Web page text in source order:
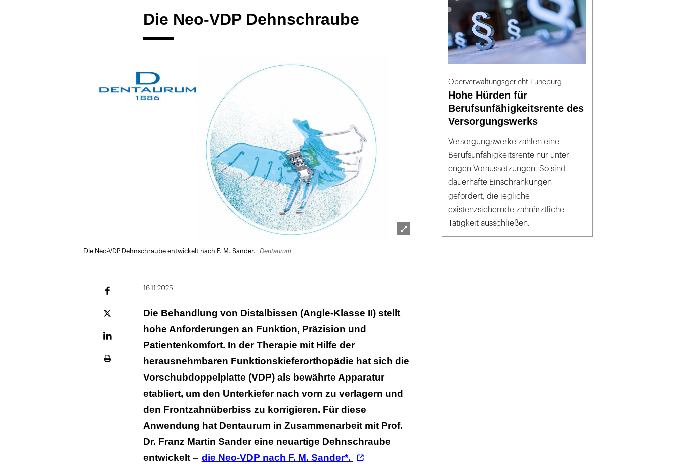
Die Neo-VDP Dehnschraube
Die Neo-VDP Dehnschraube entwickelt nach F. M. Sander. Dentaurum
Plattform
16.11.2025
Die Behandlung von Distalbissen (Angle-Klasse II) stellt
hohe Anforderungen an Funktion, Präzision und
Patientenkomfort. In der Therapie mit Hilfe der
herausnehmbaren Funktionskieferorthopädie hat sich die
Vorschubdoppelplatte (VDP) als bewährte Apparatur
etabliert, um den Unterkiefer nach vorn zu verlagern und
den Frontzahnüberbiss zu korrigieren. Für diese
Anwendung hat Dentaurum in Zusammenarbeit mit Prof.
Dr. Franz Martin Sander eine neuartige Dehnschraube
entwickelt – die Neo-VDP nach F. M. Sander*.
Oberverwaltungsgericht Lüneburg
Hohe Hürden für
Berufsunfähigkeitsrente des
Versorgungswerks
Versorgungswerke zahlen eine
Berufsunfähigkeitsrente nur unter
engen Voraussetzungen. So sind
dauerhafte Einschränkungen
gefordert, die jegliche
existenzsichernde zahnärztliche
Tätigkeit ausschließen.